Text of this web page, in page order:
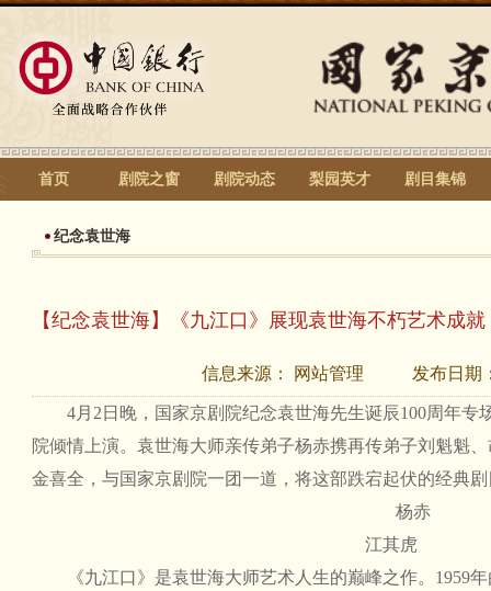
首页 剧院之窗 剧院动态 梨园英才 剧目集锦
纪念袁世海
【纪念袁世海】《九江口》展现袁世海不朽艺术成就
信息来源： 网站管理 发布日期
4月2日晚，国家京剧院纪念袁世海先生诞辰100周年专
院倾情上演。袁世海大师亲传弟子杨赤携再传弟子刘魁魁
金喜全，与国家京剧院一团一道，将这部跌宕起伏的经典
杨赤
江其虎
《九江口》是袁世海大师艺术人生的巅峰之作。1959年